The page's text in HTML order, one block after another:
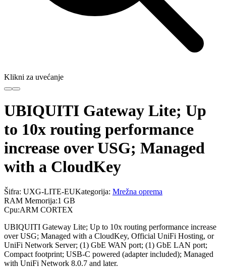
Klikni za uvećanje
UBIQUITI Gateway Lite; Up
to 10x routing performance
increase over USG; Managed
with a CloudKey
Šifra: UXG-LITE-EUKategorija: Mrežna oprema
RAM Memorija:1 GB
Cpu:ARM CORTEX
UBIQUITI Gateway Lite; Up to 10x routing performance increase
over USG; Managed with a CloudKey, Official UniFi Hosting, or
UniFi Network Server; (1) GbE WAN port; (1) GbE LAN port;
Compact footprint; USB-C powered (adapter included); Managed
with UniFi Network 8.0.7 and later.